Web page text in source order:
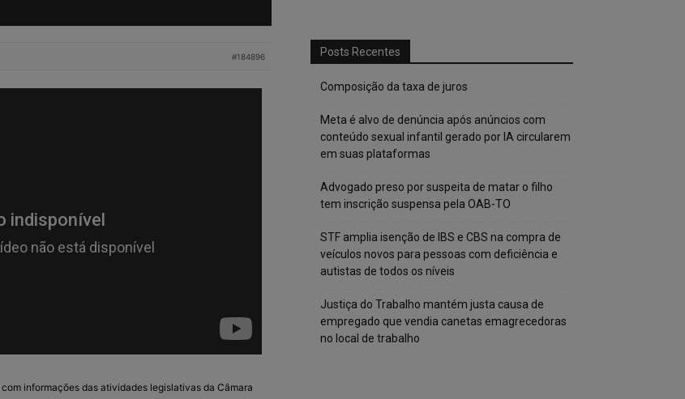
#184896
informações das atividades legislativas da Câmara
Posts Recentes
Composição da taxa de juros
Meta é alvo de denúncia após anúncios com
conteúdo sexual infantil gerado por IA circularem
em suas plataformas
Advogado preso por suspeita de matar o filho
tem inscrição suspensa pela OAB-TO
STF amplia isenção de IBS e CBS na compra de
veículos novos para pessoas com deficiência e
autistas de todos os níveis
Justiça do Trabalho mantém justa causa de
empregado que vendia canetas emagrecedoras
no local de trabalho